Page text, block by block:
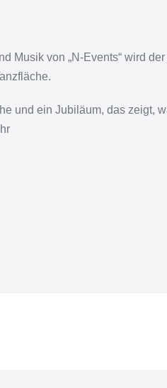
Musik von „N-Events“ wird
und ein Jubiläum, das zeigt,